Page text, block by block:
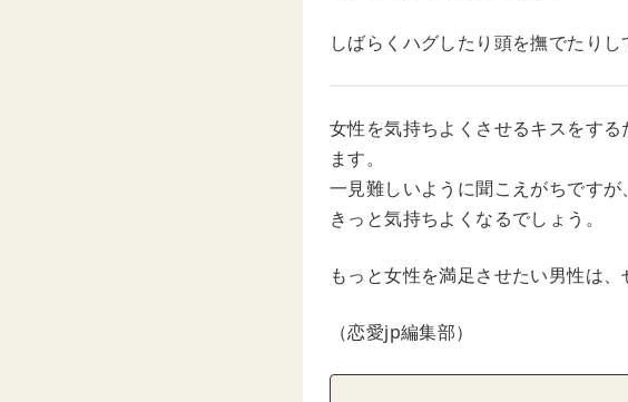
しばらくハグしたり頭を撫でたり
女性を気持ちよくさせるキスをす
ます。
一見難しいように聞こえがちです
きっと気持ちよくなるでしょう。
もっと女性を満足させたい男性は
（恋愛jp編集部）